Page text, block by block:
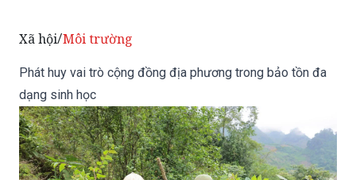
Xã hội/Môi trường
Phát huy vai trò cộng đồng địa phương trong bảo tồn đa
dạng sinh học